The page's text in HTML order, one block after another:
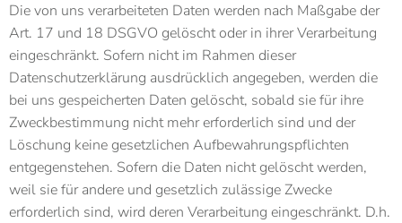
Die von uns verarbeiteten Daten werden nach Maßgabe der
Art. 17 und 18 DSGVO gelöscht oder in ihrer Verarbeitung
eingeschränkt. Sofern nicht im Rahmen dieser
Datenschutzerklärung ausdrücklich angegeben, werden die
bei uns gespeicherten Daten gelöscht, sobald sie für ihre
Zweckbestimmung nicht mehr erforderlich sind und der
Löschung keine gesetzlichen Aufbewahrungspflichten
entgegenstehen. Sofern die Daten nicht gelöscht werden,
weil sie für andere und gesetzlich zulässige Zwecke
erforderlich sind, wird deren Verarbeitung eingeschränkt. D.h.